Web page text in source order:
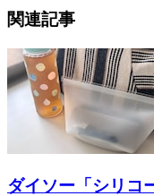
関連記事
ダイソー「シリコ